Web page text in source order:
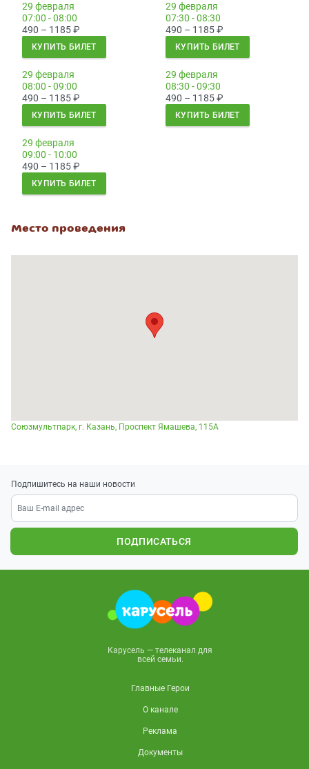
29 февраля
07:00 - 08:00
490 – 1185₽
КУПИТЬ БИЛЕТ
29 февраля
07:30 - 08:30
490 – 1185₽
КУПИТЬ БИЛЕТ
29 февраля
08:00 - 09:00
490 – 1185₽
КУПИТЬ БИЛЕТ
29 февраля
08:30 - 09:30
490 – 1185₽
КУПИТЬ БИЛЕТ
29 февраля
09:00 - 10:00
490 – 1185₽
КУПИТЬ БИЛЕТ
Место проведения
Союзмультпарк, г. Казань, Проспект Ямашева, 115А
Подпишитесь на наши новости
ПОДПИСАТЬСЯ
Карусель — телеканал для
всей семьи.
Главные Герои
О канале
Реклама
Документы